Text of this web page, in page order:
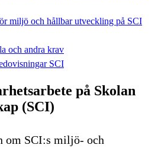
miljö och hållbar utveckling på SCI
och andra krav
SCI
på Skolan
(SCI)
om SCI:s miljö- och